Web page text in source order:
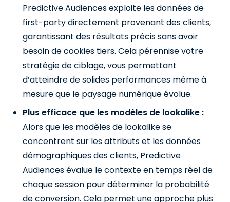
Predictive Audiences exploite les données de
first-party directement provenant des clients,
garantissant des résultats précis sans avoir
besoin de cookies tiers. Cela pérennise votre
stratégie de ciblage, vous permettant
d’atteindre de solides performances même à
mesure que le paysage numérique évolue.
Plus efficace que les modèles de lookalike :
Alors que les modèles de lookalike se
concentrent sur les attributs et les données
démographiques des clients, Predictive
Audiences évalue le contexte en temps réel de
chaque session pour déterminer la probabilité
de conversion. Cela permet une approche plus